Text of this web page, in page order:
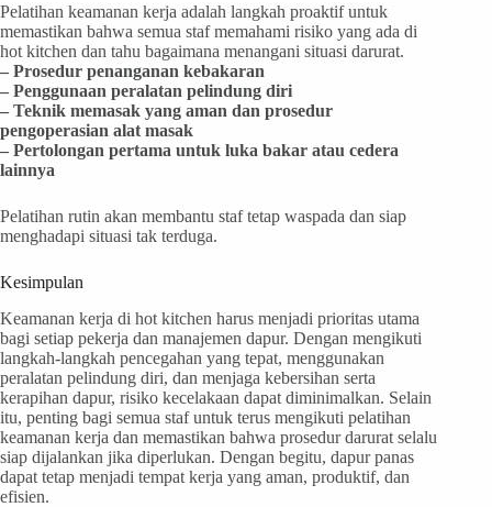
Pelatihan keamanan kerja adalah langkah proaktif untuk
memastikan bahwa semua staf memahami risiko yang ada di
hot kitchen dan tahu bagaimana menangani situasi darurat.
– Prosedur penanganan kebakaran
– Penggunaan peralatan pelindung diri
– Teknik memasak yang aman dan prosedur
pengoperasian alat masak
– Pertolongan pertama untuk luka bakar atau cedera
lainnya
Pelatihan rutin akan membantu staf tetap waspada dan siap
menghadapi situasi tak terduga.
Kesimpulan
Keamanan kerja di hot kitchen harus menjadi prioritas utama
bagi setiap pekerja dan manajemen dapur. Dengan mengikuti
langkah-langkah pencegahan yang tepat, menggunakan
peralatan pelindung diri, dan menjaga kebersihan serta
kerapihan dapur, risiko kecelakaan dapat diminimalkan. Selain
itu, penting bagi semua staf untuk terus mengikuti pelatihan
keamanan kerja dan memastikan bahwa prosedur darurat selalu
siap dijalankan jika diperlukan. Dengan begitu, dapur panas
dapat tetap menjadi tempat kerja yang aman, produktif, dan
efisien.